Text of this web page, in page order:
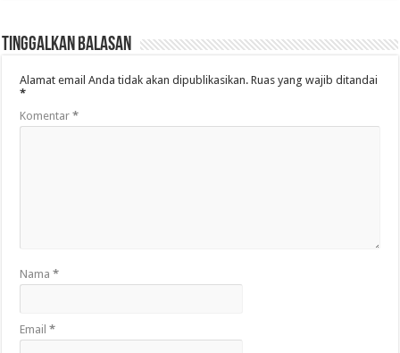
Tinggalkan Balasan
Alamat email Anda tidak akan dipublikasikan. Ruas yang wajib ditandai
*
Komentar*
Nama*
Email*